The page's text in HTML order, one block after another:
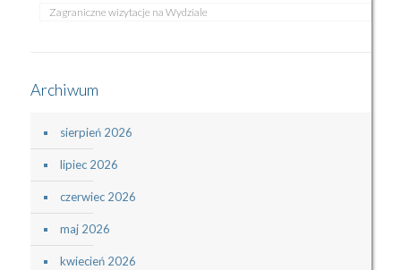
Zagraniczne wizytacje na Wydziale
Archiwum
sierpień 2026
lipiec 2026
czerwiec 2026
maj 2026
kwiecień 2026